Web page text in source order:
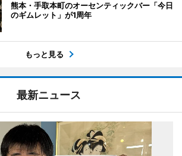
熊本・手取本町のオーセンティックバー「今日
のギムレット」が1周年
もっと見る
最新ニュース